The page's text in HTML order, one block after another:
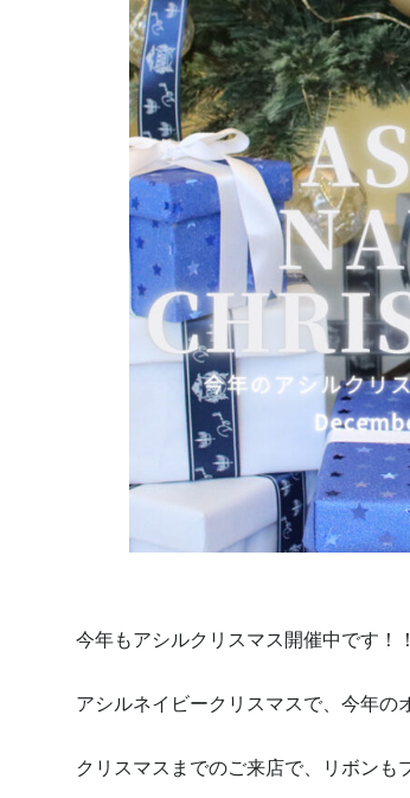
今年もアシルクリスマス開催中です！！
アシルネイビークリスマスで、今年の
クリスマスまでのご来店で、リボンも